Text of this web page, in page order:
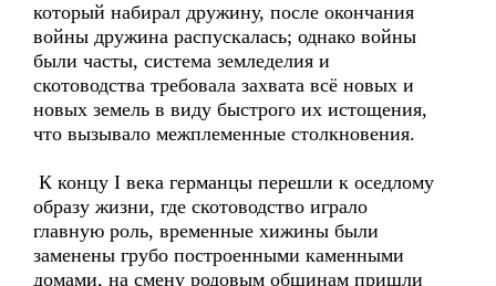
который набирал дружину, после окончания
войны дружина распускалась; однако войны
были часты, система земледелия и
скотоводства требовала захвата всё новых и
новых земель в виду быстрого их истощения,
что вызывало межплеменные столкновения.
К концу I века германцы перешли к оседлому
образу жизни, где скотоводство играло
главную роль, временные хижины были
заменены грубо построенными каменными
домами, на смену родовым общинам пришли